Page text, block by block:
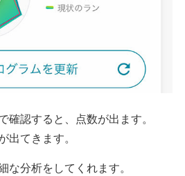
確認すると、点数が出ます。
出てきます。
な分析をしてくれます。